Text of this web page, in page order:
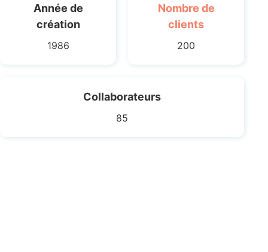
Année de
création
1986
Nombre de
clients
200
Collaborateurs
85